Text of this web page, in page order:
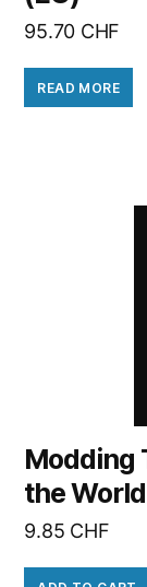
95.70 CHF
READ MORE
Modding
the
9.85 CHF